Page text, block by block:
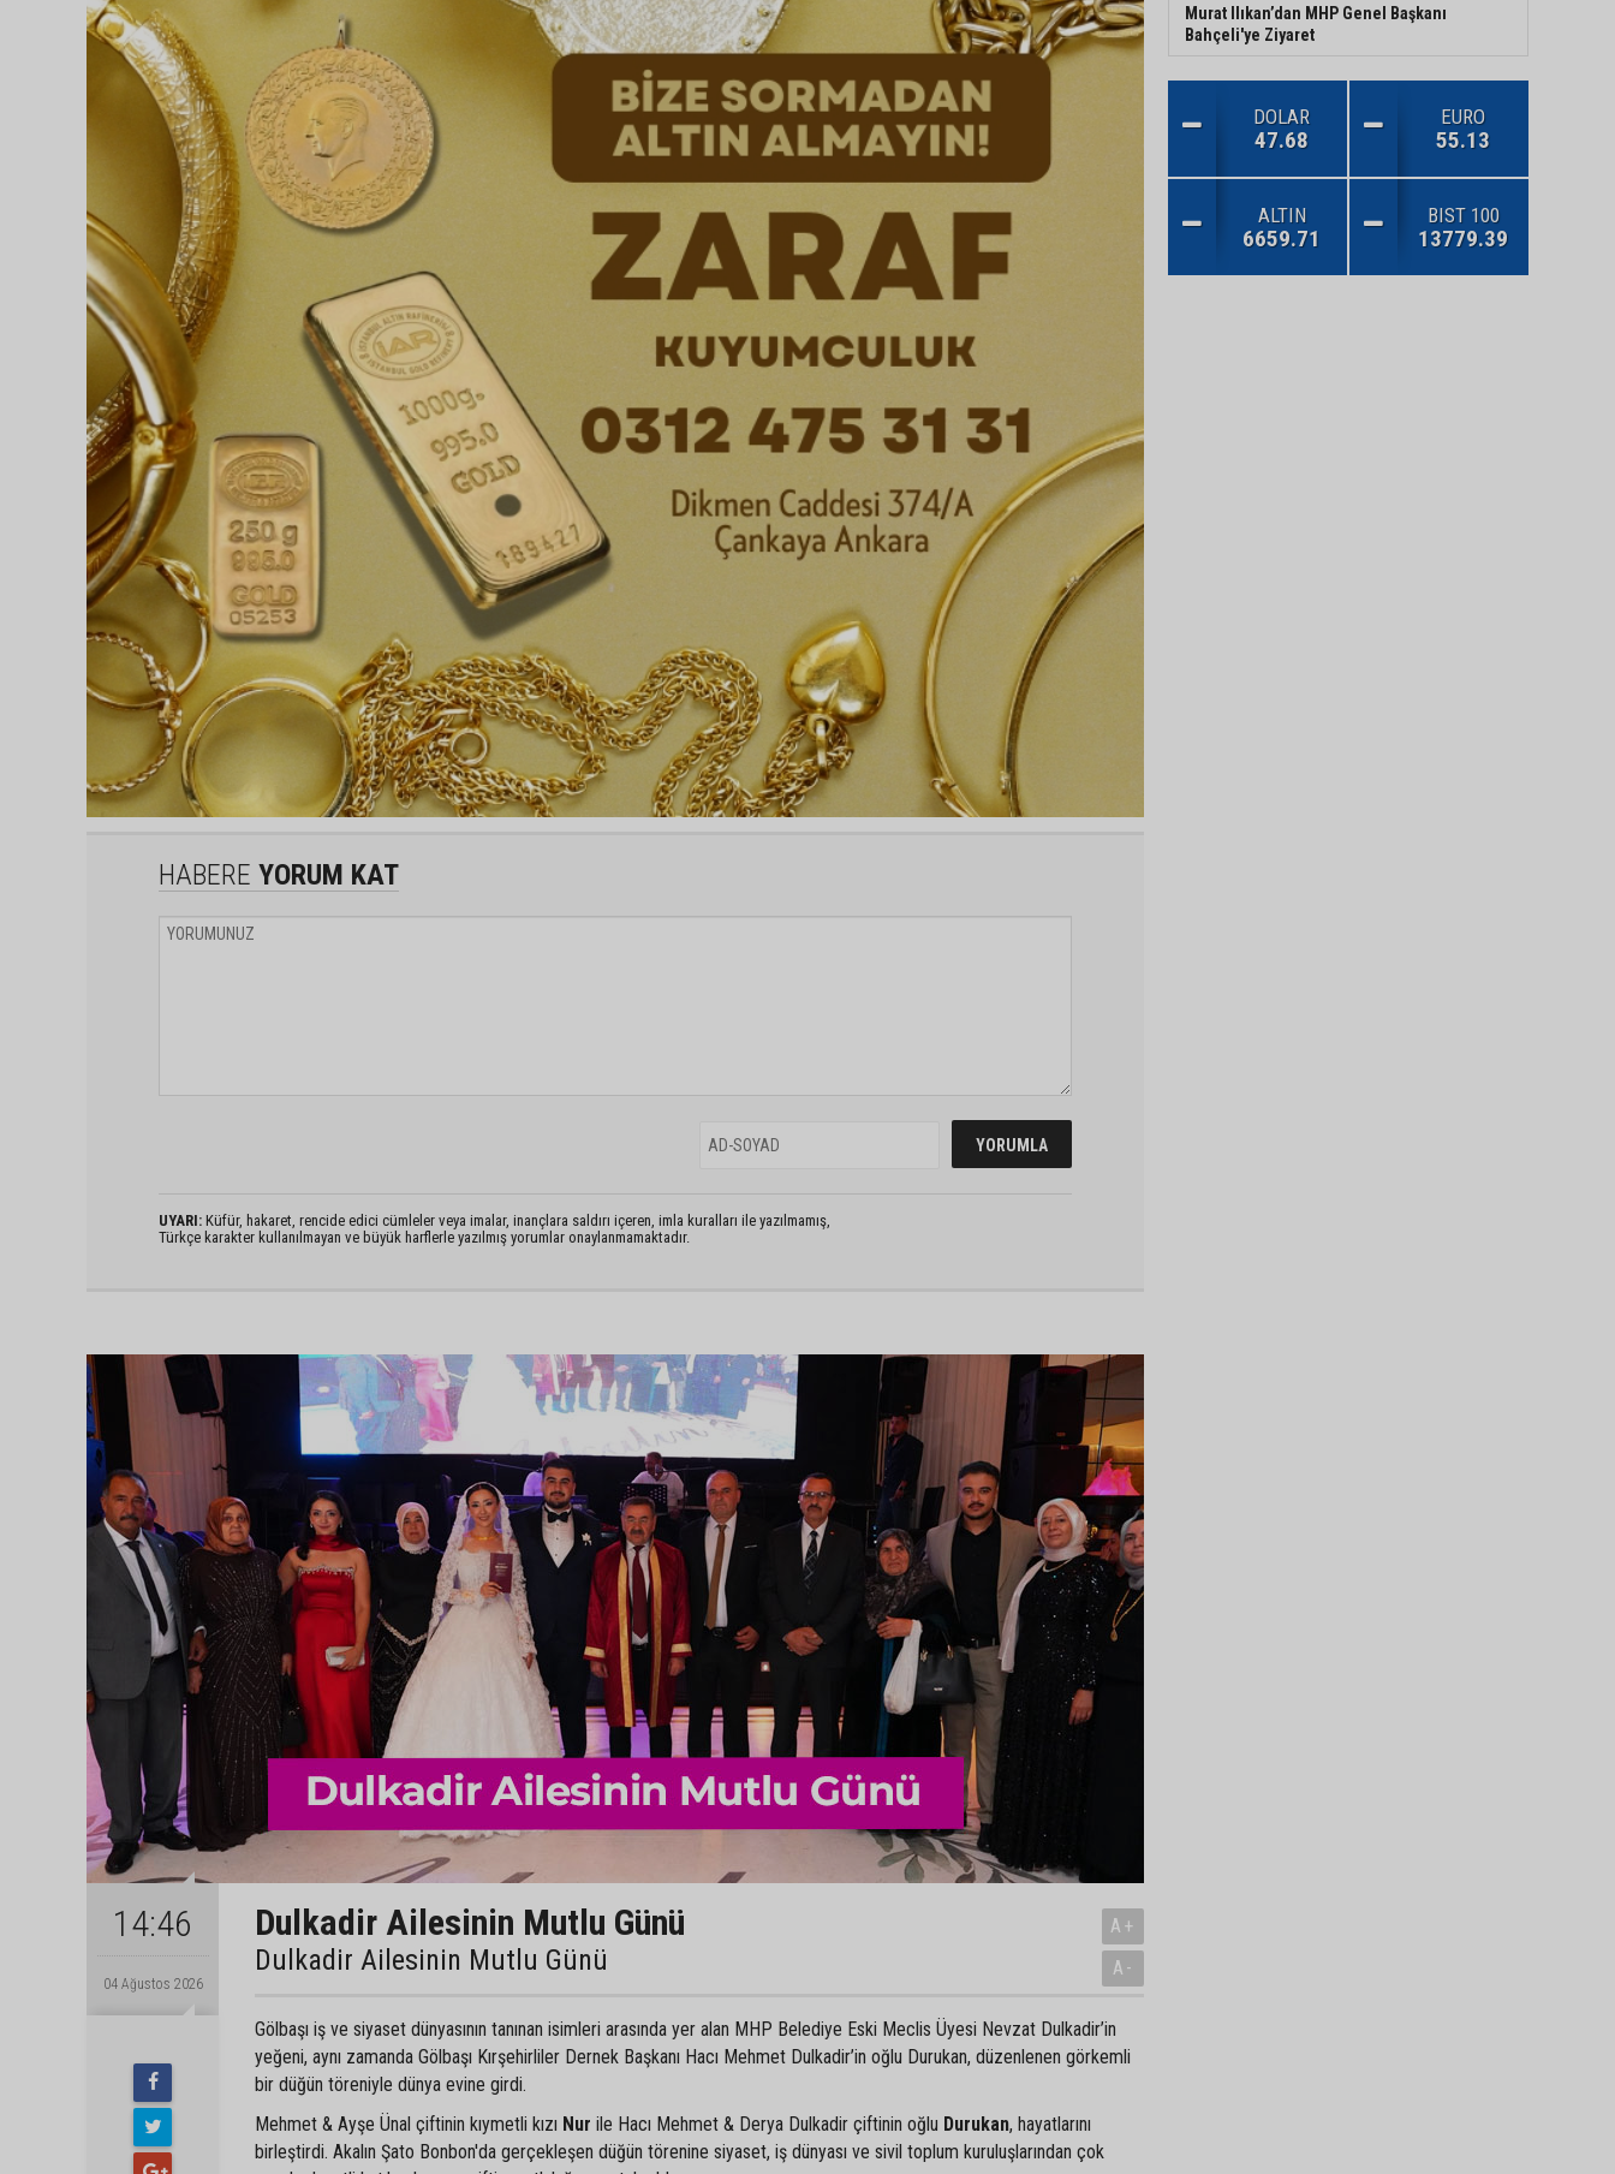
HABERE YORUM KAT
UYARI: Küfür, hakaret, rencide edici cümleler veya imalar, inançlara saldırı içeren, imla kuralları ile yazılmamış,
Türkçe karakter kullanılmayan ve büyük harflerle yazılmış yorumlar onaylanmamaktadır.
14:46
04 Ağustos 2026
Dulkadir Ailesinin Mutlu Günü
Dulkadir Ailesinin Mutlu Günü
A+
A-
Gölbaşı iş ve siyaset dünyasının tanınan isimleri arasında yer alan MHP Belediye Eski Meclis Üyesi Nevzat Dulkadir’in
yeğeni, aynı zamanda Gölbaşı Kırşehirliler Dernek Başkanı Hacı Mehmet Dulkadir’in oğlu Durukan, düzenlenen görkemli
bir düğün töreniyle dünya evine girdi.
Mehmet & Ayşe Ünal çiftinin kıymetli kızı Nur ile Hacı Mehmet & Derya Dulkadir çiftinin oğlu Durukan, hayatlarını
birleştirdi. Akalın Şato Bonbon'da gerçekleşen düğün törenine siyaset, iş dünyası ve sivil toplum kuruluşlarından çok
Murat Ilıkan’dan MHP Genel Başkanı
Bahçeli'ye Ziyaret
DOLAR
47.68
EURO
55.13
ALTIN
6659.71
BIST 100
13779.39